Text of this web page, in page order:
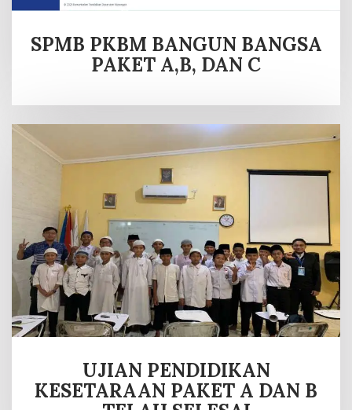
SPMB PKBM BANGUN BANGSA
PAKET A,B, DAN C
UJIAN PENDIDIKAN
KESETARAAN PAKET A DAN B